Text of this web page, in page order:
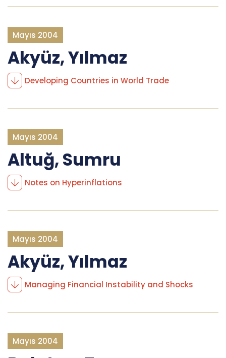
Mayıs 2004
Akyüz, Yılmaz
Developing Countries in World Trade
Mayıs 2004
Altuğ, Sumru
Notes on Hyperinflations
Mayıs 2004
Akyüz, Yılmaz
Managing Financial Instability and Shocks
Mayıs 2004